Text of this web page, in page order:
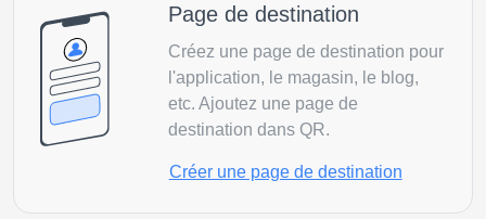
Page de destination
Créez une page de destination pour
l'application, le magasin, le blog,
etc. Ajoutez une page de
destination dans QR.
Créer une page de destination